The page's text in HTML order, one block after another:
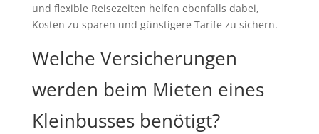
und flexible Reisezeiten helfen ebenfalls dabei,
Kosten zu sparen und günstigere Tarife zu sichern.
Welche Versicherungen
werden beim Mieten eines
Kleinbusses benötigt?